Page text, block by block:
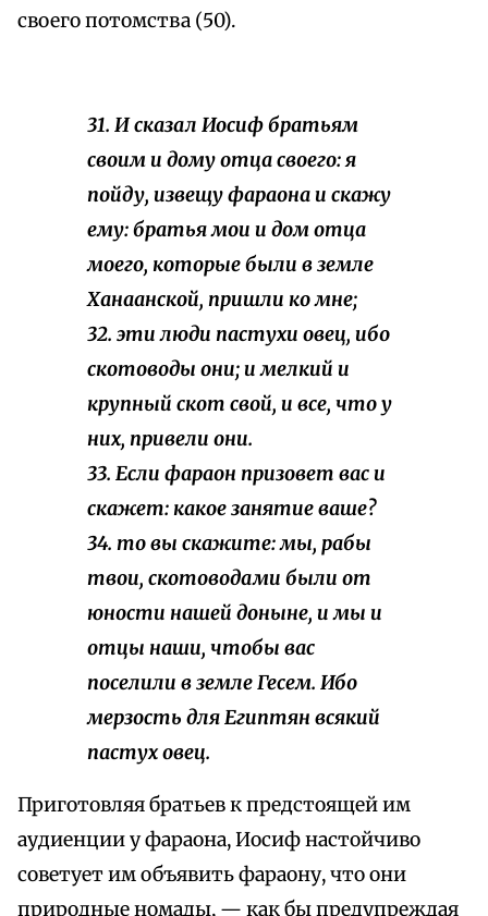
своего потомства (50).
31. И сказал Иосиф братьям
своим и дому отца своего: я
пойду, извещу фараона и скажу
ему: братья мои и дом отца
моего, которые были в земле
Ханаанской, пришли ко мне;
32. эти люди пастухи овец, ибо
скотоводы они; и мелкий и
крупный скот свой, и все, что у
них, привели они.
33. Если фараон призовет вас и
скажет: какое занятие ваше?
34. то вы скажите:мы, рабы
твои, скотоводами были от
юности нашей доныне, и мы и
отцы наши, чтобы вас
поселили в земле Гесем. Ибо
мерзость для Египтян всякий
пастух овец.
Приготовляя братьев к предстоящей им
аудиенции у фараона, Иосиф настойчиво
советует им объявить фараону, что они
природные номады, — как бы предупреждая